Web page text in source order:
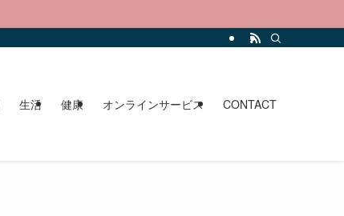
生活 健康 オンラインサービス CONTACT